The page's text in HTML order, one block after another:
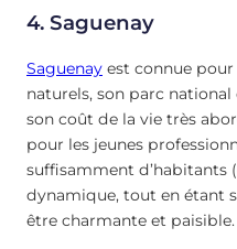
4. Saguenay
Saguenay est connue
naturels, son parc
son coût de la vie très
pour les jeunes
suffisamment d’habitants
dynamique, tout en étant
être charmante et paisible.